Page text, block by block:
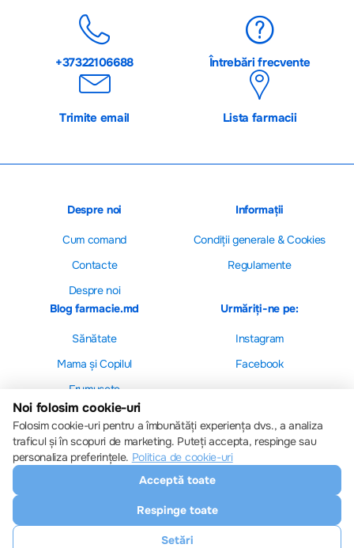
+37322106688 Întrebări frecvente
Trimite email Lista farmacii
Despre noi
Cum comand
Contacte
Despre noi
Informații
Сondiții generale & Cookies
Regulamente
Blog farmacie.md
Sănătate
Mama și Copilul
Frumusețe
Urmăriți-ne pe:
Instagram
Facebook
Farmacie.md
Descărcați aplicația noastră
Setări cookie-uri
Politica de cookie-uri
Noi folosim cookie-uri
Folosim cookie-uri pentru a îmbunătăți experiența dvs., a analiza
traficul și în scopuri de marketing. Puteți accepta, respinge sau
personaliza preferințele. Politica de cookie-uri
Acceptă toate
Respinge toate
Setări